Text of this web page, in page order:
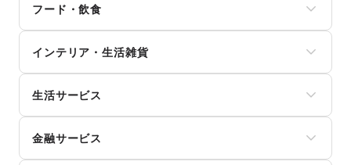
レディースファッション
ユニセックス
インナー・ルームウェア
キッズ・ベビー・マタニティ
スポーツ
シーズナルウェア
腕時計
靴
フード・飲食
和菓子
パン
お弁当・惣菜
軽食・ホットスナック
コーヒー・紅茶
その他飲料
インテリア・生活雑貨
寝具・ベッド
家具・家電
キッチン雑貨・調理器具
掃除用品・生活便利品
生活サービス
インターネット・プロバイダ
電気・ガス
金融サービス